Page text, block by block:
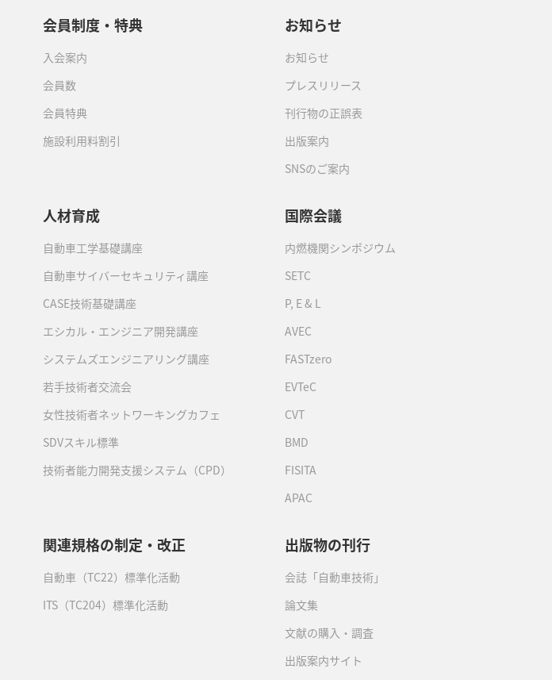
会員制度・特典
入会案内
会員数
会員特典
施設利用料割引
お知らせ
お知らせ
プレスリリース
刊行物の正誤表
出版案内
SNSのご案内
人材育成
自動車工学基礎講座
自動車サイバーセキュリティ講座
CASE技術基礎講座
エシカル・エンジニア開発講座
システムズエンジニアリング講座
若手技術者交流会
女性技術者ネットワーキングカフェ
SDVスキル標準
技術者能力開発支援システム（CPD）
国際会議
内燃機関シンポジウム
SETC
P, E & L
AVEC
FASTzero
EVTeC
CVT
BMD
FISITA
APAC
関連規格の制定・改正
自動車（TC22）標準化活動
ITS（TC204）標準化活動
出版物の刊行
会誌「自動車技術」
論文集
文献の購入・調査
出版案内サイト